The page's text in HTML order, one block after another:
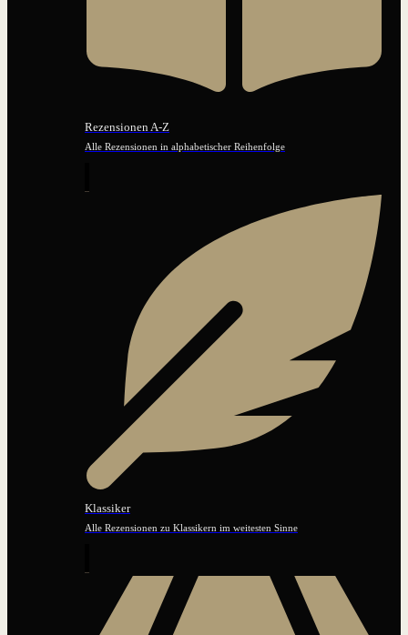
Rezensionen A-Z
Alle Rezensionen in alphabetischer Reihenfolge
Klassiker
Alle Rezensionen zu Klassikern im weitesten Sinne